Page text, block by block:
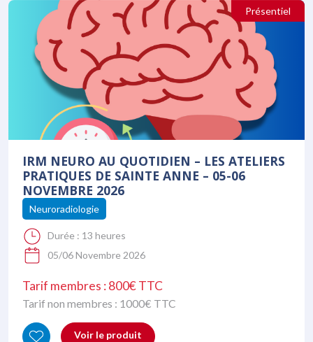
Présentiel
IRM NEURO AU QUOTIDIEN – LES ATELIERS
PRATIQUES DE SAINTE ANNE – 05-06
NOVEMBRE 2026
Neuroradiologie
Durée : 13 heures
05/06 Novembre 2026
Tarif membres : 800€ TTC
Tarif non membres : 1000€ TTC
Voir le produit